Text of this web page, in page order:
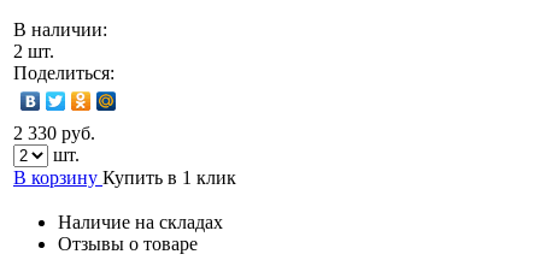
В наличии:
2 шт.
Поделиться:
2 330 руб.
шт.
В корзину Купить в 1 клик
Наличие на складах
Отзывы о товаре